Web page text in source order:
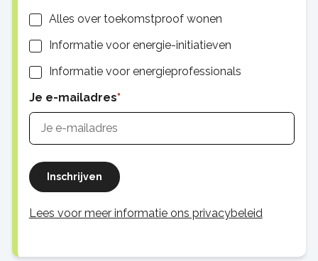
Alles over toekomstproof wonen
Informatie voor energie-initiatieven
Informatie voor energieprofessionals
Je e-mailadres
Inschrijven
Lees voor meer informatie ons privacybeleid